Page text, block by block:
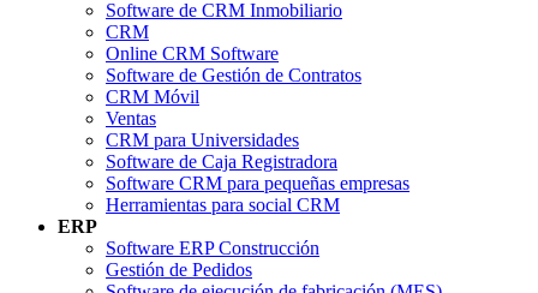
Software de CRM Inmobiliario
CRM
Online CRM Software
Software de Gestión de Contratos
CRM Móvil
Ventas
CRM para Universidades
Software de Caja Registradora
Software CRM para pequeñas empresas
Herramientas para social CRM
ERP
Software ERP Construcción
Gestión de Pedidos